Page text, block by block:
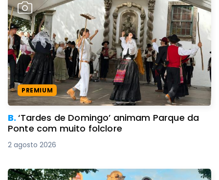
PREMIUM
B.‘Tardes de Domingo’ animam Parque da
Ponte com muito folclore
2 agosto 2026